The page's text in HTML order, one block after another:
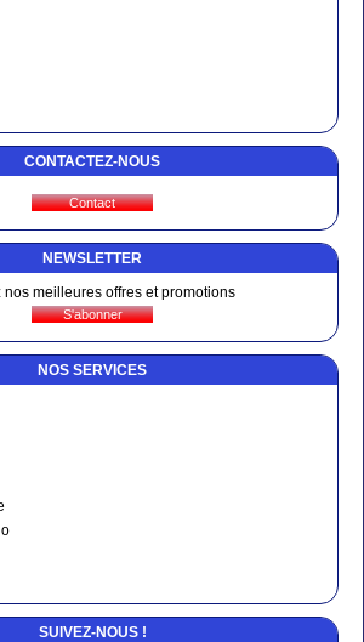
CONTACTEZ-NOUS
NEWSLETTER
nos meilleures offres et promotions
NOS SERVICES
SUIVEZ-NOUS !